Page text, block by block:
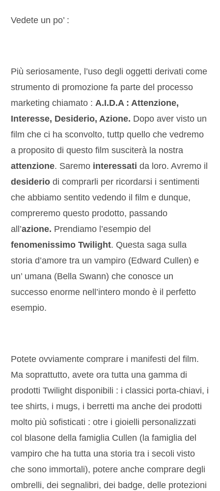
Vedete un po’ :
Più seriosamente, l’uso degli oggetti derivati come
strumento di promozione fa parte del processo
marketing chiamato :A.I.D.A : Attenzione,
Interesse, Desiderio, Azione. Dopo aver visto un
film che ci ha sconvolto, tuttp quello che vedremo
a proposito di questo film susciterà la nostra
attenzione. Saremo interessati da loro. Avremo il
desiderio di comprarli per ricordarsi i sentimenti
che abbiamo sentito vedendo il film e dunque,
compreremo questo prodotto, passando
all’azione. Prendiamo l’esempio del
fenomenissimo Twilight. Questa saga sulla
storia d’amore tra un vampiro (Edward Cullen) e
un’ umana (Bella Swann) che conosce un
successo enorme nell’intero mondo è il perfetto
esempio.
Potete ovviamente comprare i manifesti del film.
Ma soprattutto, avete ora tutta una gamma di
prodotti Twilight disponibili : i classici porta-chiavi, i
tee shirts, i mugs, i berretti ma anche dei prodotti
molto più sofisticati : otre i gioielli personalizzati
col blasone della famiglia Cullen (la famiglia del
vampiro che ha tutta una storia tra i secoli visto
che sono immortali), potere anche comprare degli
ombrelli, dei segnalibri, dei badge, delle protezioni